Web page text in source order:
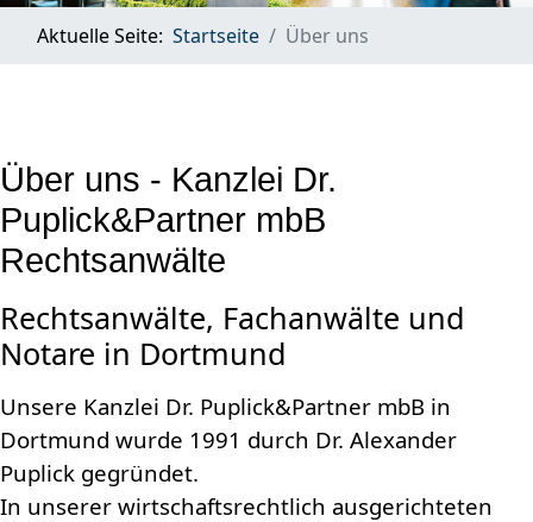
Aktuelle Seite: Startseite Über uns
Über uns - Kanzlei Dr.
Puplick&Partner mbB
Rechtsanwälte
Rechtsanwälte, Fachanwälte und
Notare in Dortmund
Unsere Kanzlei Dr. Puplick&Partner mbB in
Dortmund wurde 1991 durch Dr. Alexander
Puplick gegründet.
In unserer wirtschaftsrechtlich ausgerichteten